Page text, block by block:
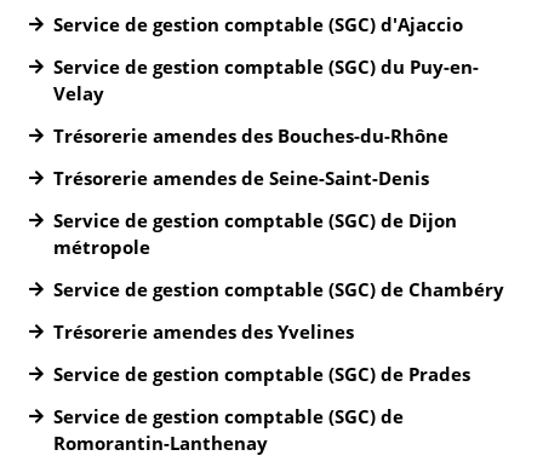
Service de gestion comptable (SGC) d'Ajaccio
Service de gestion comptable (SGC) du Puy-en-
Velay
Trésorerie amendes des Bouches-du-Rhône
Trésorerie amendes de Seine-Saint-Denis
Service de gestion comptable (SGC) de Dijon
métropole
Service de gestion comptable (SGC) de Chambéry
Trésorerie amendes des Yvelines
Service de gestion comptable (SGC) de Prades
Service de gestion comptable (SGC) de
Romorantin-Lanthenay